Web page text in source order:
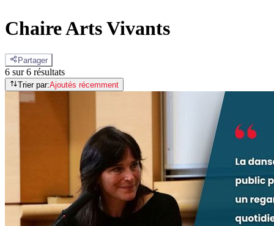
Chaire Arts Vivants
Partager
6 sur 6 résultats
Trier par:Ajoutés récemment